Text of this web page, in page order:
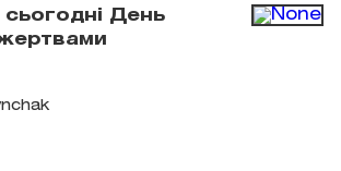
сьогодні День